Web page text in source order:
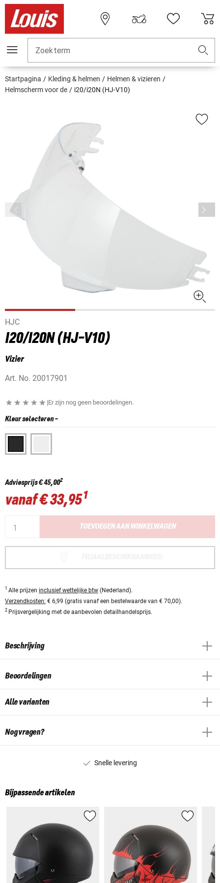
Zoekterm
Startpagina Kleding & helmen
Helmen & vizieren
Helmscherm voor de
i20/i20N (HJ-V10)
HJC
I20/I20N (HJ-V10)
Vizier
Art. No. 20017901
|Er zijn nog geen beoordelingen.
Kleur selecteren-
Adviesprijs€ 45,002
vanaf€ 33,951
TOEVOEGEN AAN WINKELWAGEN
1 Alle prijzen inclusief wettelijke btw (Nederland).
Verzendkosten: € 6,99 (gratis vanaf een bestelwaarde van € 70,00).
2 Prijsvergelijking met de aanbevolen detailhandelsprijs.
Beschrijving
Beoordelingen
Alle varianten
Nog vragen?
Snelle levering
Bijpassende artikelen